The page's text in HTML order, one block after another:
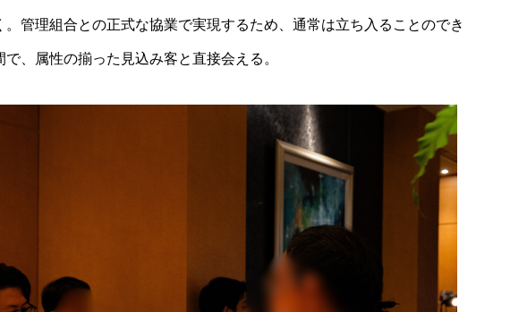
。管理組合との正式な協業で実現するため、通常は立ち入ることのでき
、属性の揃った見込み客と直接会える。